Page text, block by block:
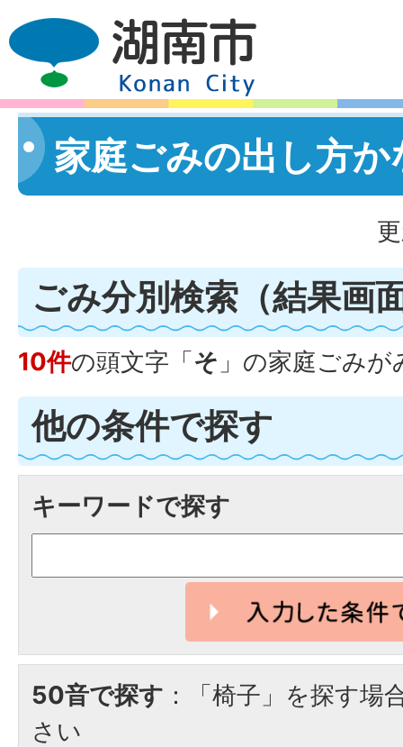
家庭ごみの出し方か
ごみ分別検索 （結果画
10件の頭文字「そ 」の家庭ごみが
他の条件で探す
キーワードで探す
50音で探す ：「椅子」を探す場
さい